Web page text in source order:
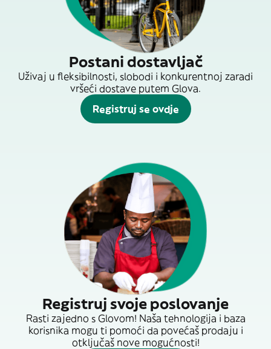
Postani dostavljač
Uživaj u fleksibilnosti, slobodi i konkurentnoj zaradi
vršeći dostave putem Glova.
Registruj se ovdje
Registruj svoje poslovanje
Rasti zajedno s Glovom! Naša tehnologija i baza
korisnika mogu ti pomoći da povećaš prodaju i
otključaš nove mogućnosti!